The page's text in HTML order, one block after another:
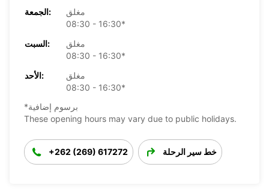
الجمعة:
مغلق
08:30 - 16:30*
السبت:
مغلق
08:30 - 16:30*
الأحد:
مغلق
08:30 - 16:30*
*برسوم إضافية
These opening hours may vary due to public holidays.
+262 (269) 617272 خط سير الرحلة